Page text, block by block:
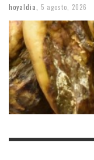
hoyaldia 5 agosto, 2026